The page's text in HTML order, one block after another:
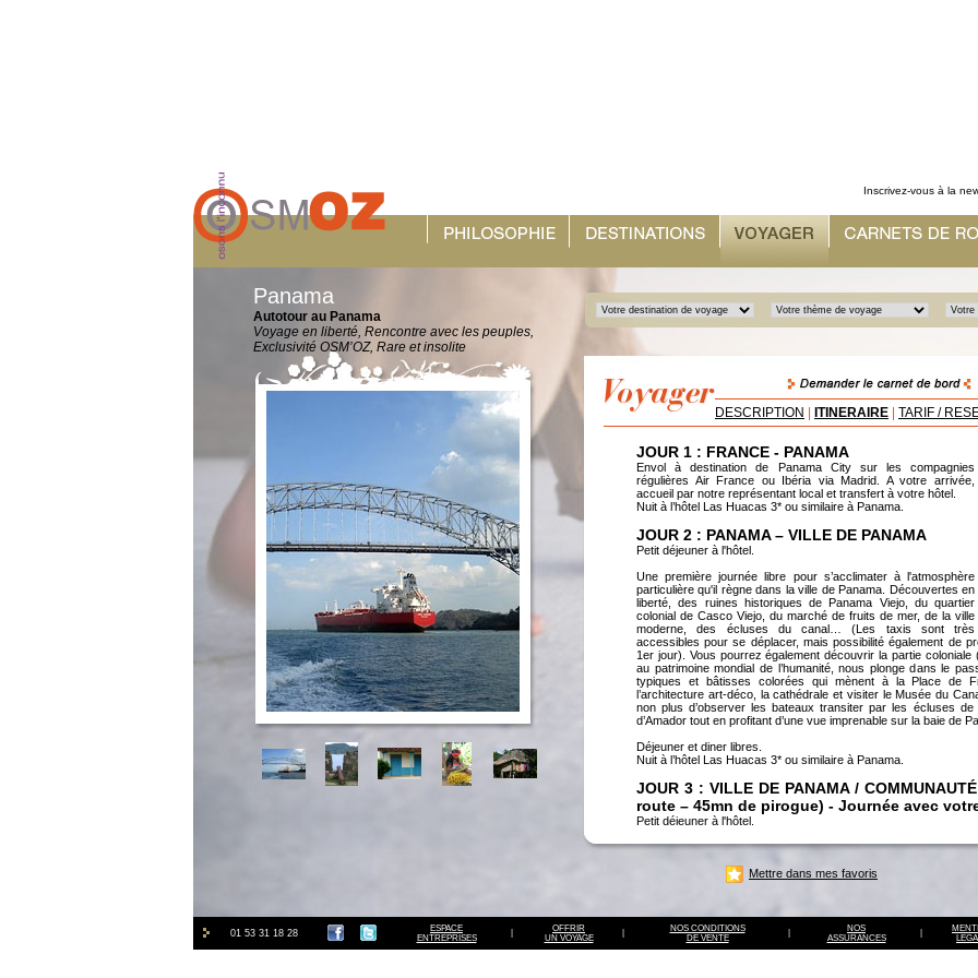
Inscrivez-vous à la
Panama
Autotour au Panama
Voyage en liberté, Rencontre avec les peuples,
Exclusivité OSM’OZ, Rare et insolite
DESCRIPTION ITINERAIRE TARIF /
JOUR 1 : FRANCE - PANAMA
Envol à destination de Panama City sur les compagnies
régulières Air France ou Ibéria via Madrid. A votre arrivée,
accueil par notre représentant local et transfert à votre hôtel.
Nuit à l’hôtel Las Huacas 3* ou similaire à Panama.
JOUR 2 : PANAMA – VILLE DE PANAMA
Petit déjeuner à l'hôtel.
Une première journée libre pour s’acclimater à l'atmosphère
particulière qu'il règne dans la ville de Panama. Découvertes en
liberté, des ruines historiques de Panama Viejo, du quartier
colonial de Casco Viejo, du marché de fruits de mer, de la ville
moderne, des écluses du canal… (Les taxis sont très
accessibles pour se déplacer, mais possibilité également de
1er jour). Vous pourrez également découvrir la partie
au patrimoine mondial de l’humanité, nous plonge dans le
typiques et bâtisses colorées qui mènent à la Place de
l’architecture art-déco, la cathédrale et visiter le Musée du
non plus d’observer les bateaux transiter par les écluses
d’Amador tout en profitant d’une vue imprenable sur la baie de
Déjeuner et diner libres.
Nuit à l’hôtel Las Huacas 3* ou similaire à Panama.
JOUR 3 : VILLE DE PANAMA /
route – 45mn de pirogue) - Journée avec
Petit déjeuner à l'hôtel.
Rendez-vous avec votre guide francophone et prise en
Emberas, qui vivent au bord de la rivière Chagres. Cette
authentique du Panama. Vous vivrez une expérience
leur connaissance de la jungle et des plantes médicinales,
leurs danses sans oublier leur délicat artisanat. Cette
l'échange et du partage, pour renouer avec l'essentiel.
Mettre dans mes favoris
01 53 31 18 28
ESPACE
ENTREPRISES
OFFRIR
UN VOYAGE
NOS CONDITIONS
DE VENTE
NOS
ASSURANCES